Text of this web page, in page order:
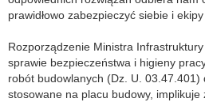
prawidłowo zabezpieczyć siebie i
Rozporządzenie Ministra
sprawie bezpieczeństwa i higieny
robót budowlanych (Dz. U. 03.47.401)
stosowane na placu budowy, implikuje